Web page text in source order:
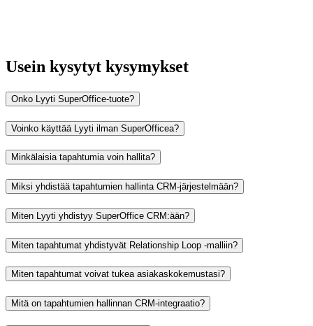
Usein kysytyt kysymykset
Onko Lyyti SuperOffice-tuote?
Voinko käyttää Lyyti ilman SuperOfficea?
Minkälaisia tapahtumia voin hallita?
Miksi yhdistää tapahtumien hallinta CRM-järjestelmään?
Miten Lyyti yhdistyy SuperOffice CRM:ään?
Miten tapahtumat yhdistyvät Relationship Loop -malliin?
Miten tapahtumat voivat tukea asiakaskokemustasi?
Mitä on tapahtumien hallinnan CRM-integraatio?